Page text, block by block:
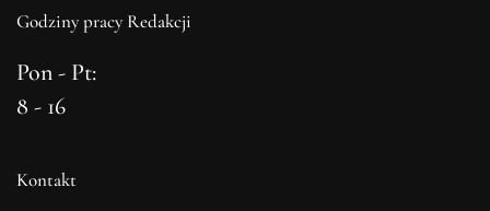
Godziny pracy Redakcji
Pon - Pt:
8 - 16
Kontakt